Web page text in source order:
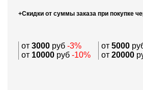
+Скидки от суммы заказа при покупке
от 3000 руб -3% от 5000
от 10000 руб -10% от 20000